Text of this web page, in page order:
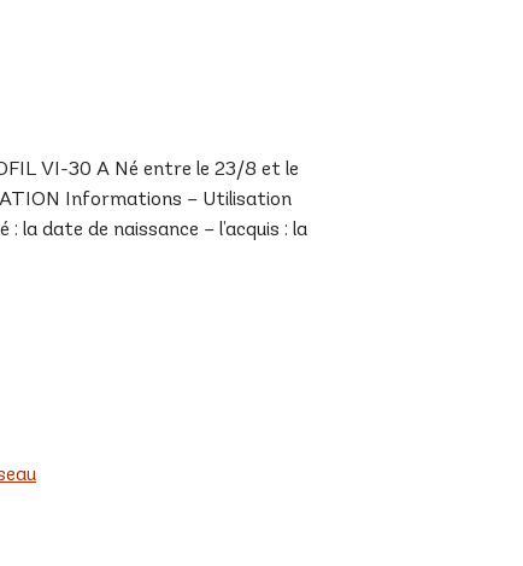
VI-30 A Né entre le 23/8 et le
Informations – Utilisation
: la date de naissance – l’acquis : la